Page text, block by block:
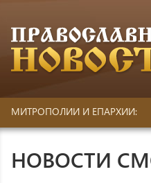
МИТРОПОЛИИ И ЕПАРХИИ:
НОВОСТИ